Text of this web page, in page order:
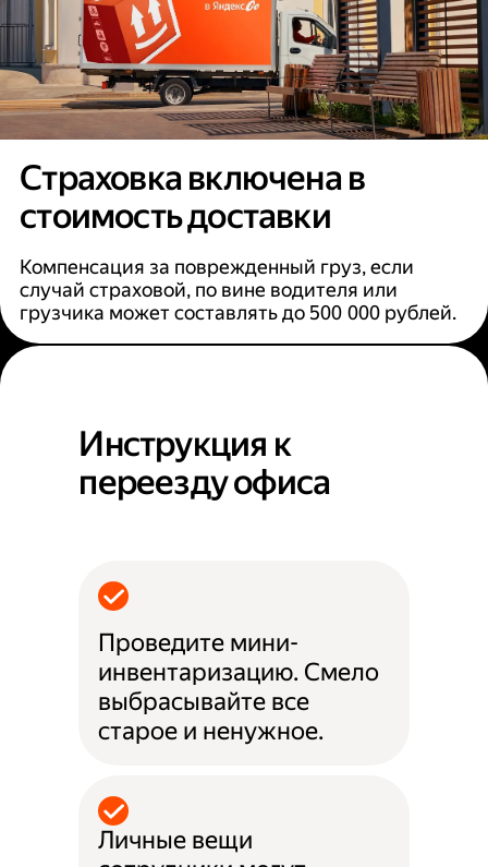
Страховка включена в
стоимость доставки
Компенсация за поврежденный груз, если
случай страховой, по вине водителя или
грузчика может составлять до 500 000 рублей.
Инструкция к
переезду офиса
Проведите мини-
инвентаризацию. Смело
выбрасывайте все
старое и ненужное.
Личные вещи